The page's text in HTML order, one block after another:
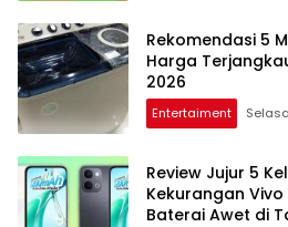
Rekomendasi 5
Harga
2026
Entertaiment
Review Jujur 5
Kekurangan Vivo
Baterai Awet di